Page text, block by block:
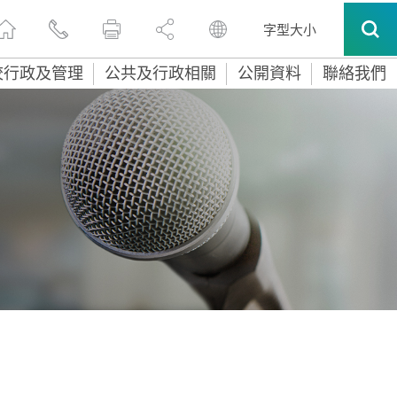
字型大小
政及管理 公共及行政相關 公開資料 聯絡我們